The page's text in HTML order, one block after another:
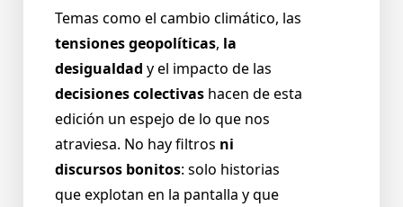
Temas como el cambio climático, las
tensiones geopolíticas, la
desigualdad y el impacto de las
decisiones colectivas hacen de esta
edición un espejo de lo que nos
atraviesa. No hay filtros ni
discursos bonitos: solo historias
que explotan en la pantalla y que